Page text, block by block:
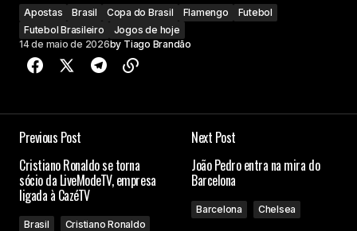
Apostas Brasil Copa do Brasil Flamengo
Futebol
Futebol Brasileiro
Jogos de hoje
14 de maio de 2026by Tiago Brandão
Previous Post
Cristiano Ronaldo se torna
sócio da LiveModeTV, empresa
ligada à CazéTV
Brasil Cristiano Ronaldo
Next Post
João Pedro entra na mira do
Barcelona
Barcelona Chelsea